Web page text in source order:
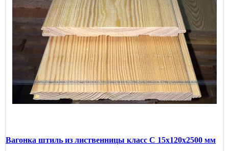
Вагонка штиль из лиственницы класс С 15x120x2500 мм